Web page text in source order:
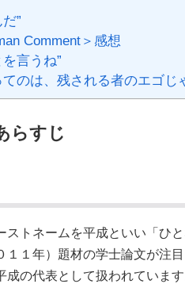
”
Comment＞感想
言うね”
のは、残される者のエゴじ
らすじ
トネームを平成といい「ひ
１年）題材の学士論文が注
の代表として扱われています